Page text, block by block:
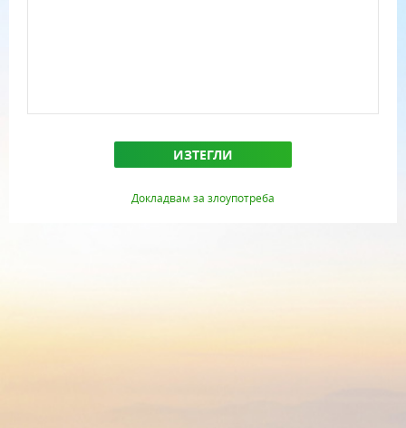
ИЗТЕГЛИ
Докладвам за злоупотреба